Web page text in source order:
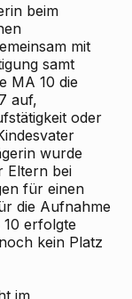
beim
mit
samt
MA 10 die
auf,
oder
wurde
Eltern bei
für einen
die Aufnahme
erfolgte
kein Platz
im